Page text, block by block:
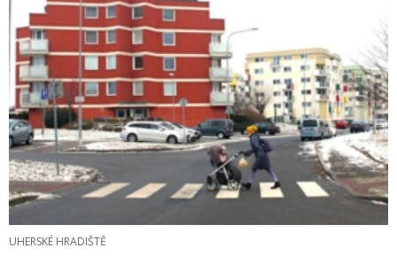
UHERSKÉ HRADIŠTĚ